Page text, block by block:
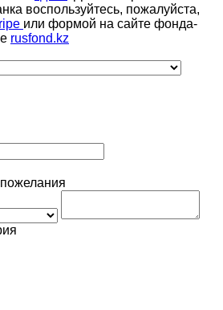
воспользуйтесь, пожалуйста,
или формой на сайте фонда-
rusfond.kz